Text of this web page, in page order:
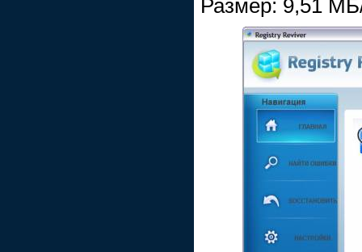
Размер: 9,51